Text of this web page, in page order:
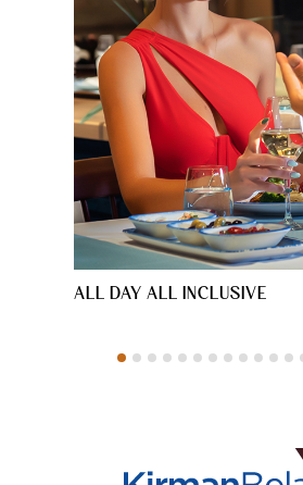
ALL DAY ALL INCLUSIVE